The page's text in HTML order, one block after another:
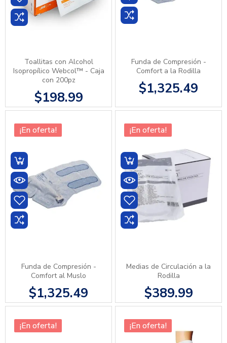
Toallitas con Alcohol
Isopropílico Webcol™ - Caja
con 200pz
$198.99
Funda de Compresión -
Comfort a la Rodilla
$1,325.49
¡En oferta!
Funda de Compresión -
Comfort al Muslo
$1,325.49
¡En oferta!
Medias de Circulación a la
Rodilla
$389.99
¡En oferta! ¡En oferta!